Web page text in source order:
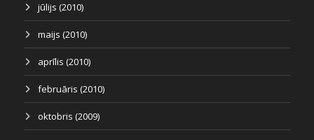
jūlijs (2010)
maijs (2010)
aprīlis (2010)
februāris (2010)
oktobris (2009)